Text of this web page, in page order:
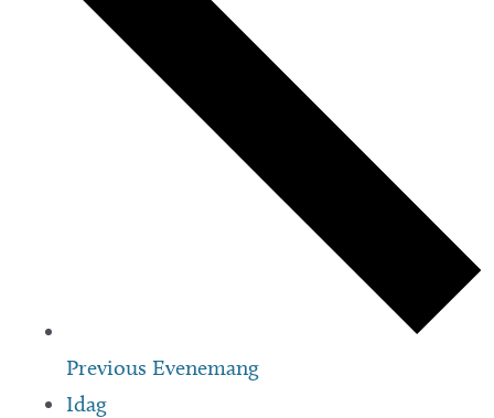
Previous Evenemang
Idag